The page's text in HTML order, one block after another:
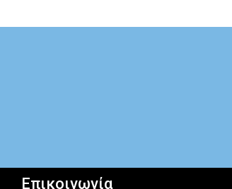
Επικοινωνία